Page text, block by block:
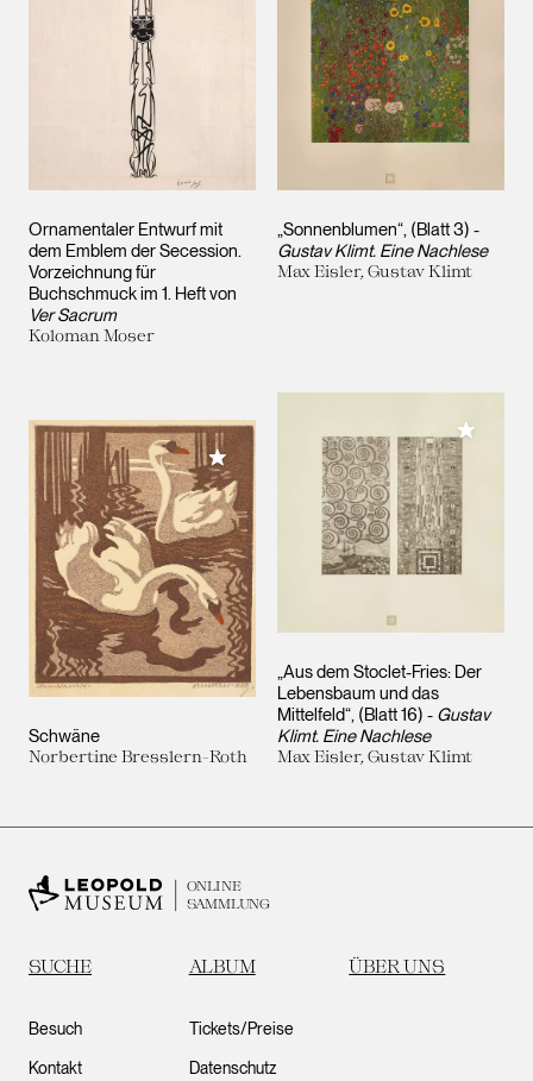
Ornamentaler Entwurf mit
dem Emblem der Secession.
Vorzeichnung für
Buchschmuck im 1. Heft von
Ver Sacrum
Koloman Moser
„Sonnenblumen“, (Blatt 3) -
Gustav Klimt. Eine Nachlese
Max Eisler, Gustav Klimt
Schwäne
Norbertine Bresslern-Roth
Meiner Sammlung hinzufügen
„Aus dem Stoclet-Fries: Der
Lebensbaum und das
Mittelfeld“, (Blatt 16) - Gustav
Klimt. Eine Nachlese
Max Eisler, Gustav Klimt
Meiner
ONLINE
SAMMLUNG
SUCHE ALBUM ÜBER UNS
Besuch
Kontakt
Tickets/Preise
Datenschutz